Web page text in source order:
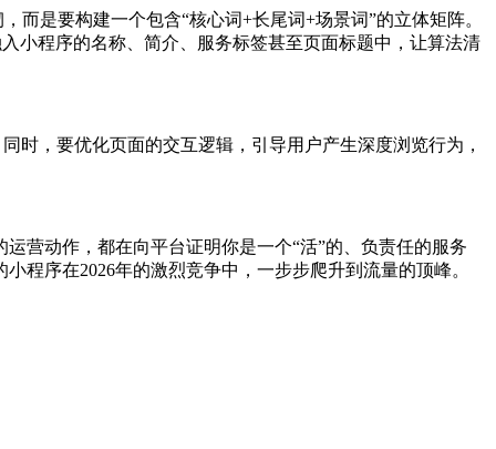
而是要构建一个包含“核心词+长尾词+场景词”的立体矩阵。
小程序的名称、简介、服务标签甚至页面标题中，让算法清
时，要优化页面的交互逻辑，引导用户产生深度浏览行为，
营动作，都在向平台证明你是一个“活”的、负责任的服务
程序在2026年的激烈竞争中，一步步爬升到流量的顶峰。